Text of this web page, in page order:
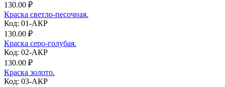
130.00 ₽
Краска светло-песочная.
Код: 01-АКР
130.00 ₽
Краска серо-голубая.
Код: 02-АКР
130.00 ₽
Краска золото.
Код: 03-АКР